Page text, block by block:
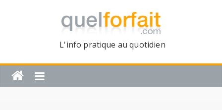
L'info pratique au quotidien